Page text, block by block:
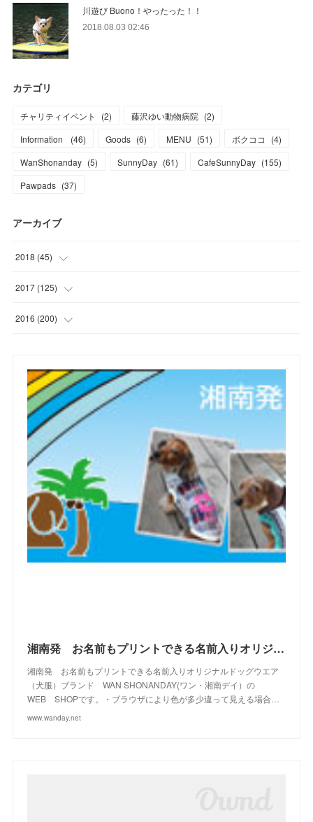
川遊び Buono！やったった！！
2018.08.03 02:46
カテゴリ
チャリティイベント (2) 藤沢ゆい動物病院 (2)
Information
(46) Goods (6) MENU (51) ボクココ (4)
WanShonanday (5) SunnyDay (61) CafeSunnyDay (155)
Pawpads (37)
アーカイブ
2018 (45)
(1)
(1)
(7)
(2)
)
(4)
4)
(13)
2017 (125)
(6)
(9)
(10)
)
(11
(15)
10)
(16)
13)
2016 (200)
(17)
(19)
22)
(28)
(21)
23)
(2) 湘南発 お名前もプリントできる名前入りオリジナルドッグウエアブランド WAN SHONANDAY(ワン・湘南デイ）の WEB SHOPです
湘南発 お名前もプリントできる名前入りオリジナルドッグウエア
（犬服）ブランド WAN SHONANDAY(ワン・湘南デイ）の
WEB SHOPです。・ブラウザにより色が多少違って見える場合…
www.wanday.net